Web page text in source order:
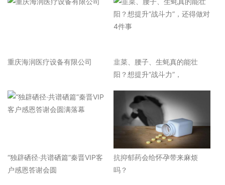
重庆海润医疗设备有限公司
韭菜、腰子、生蚝真的能壮
阳？想提升“战斗力”，
“独辟硒径·共谱硒篇”秦晋VIP客
户感恩答谢会圆
抗抑郁药会给怀孕带来麻烦
吗？